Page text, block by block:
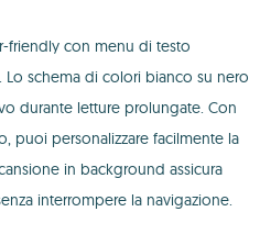
friendly con menu di testo
Lo schema di colori bianco su nero
durante letture prolungate. Con
puoi personalizzare facilmente la
in background assicura
interrompere la navigazione.